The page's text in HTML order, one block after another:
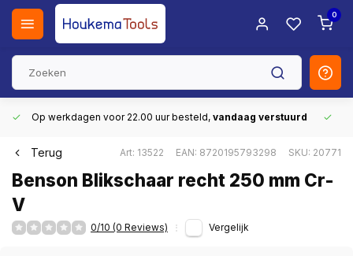
0
Op werkdagen voor 22.00 uur besteld, vandaag verstuurd
Terug Art: 13522 EAN: 8720195793298 SKU: 20771
Benson Blikschaar recht 250 mm Cr-
V
0/10 (0 Reviews) Vergelijk